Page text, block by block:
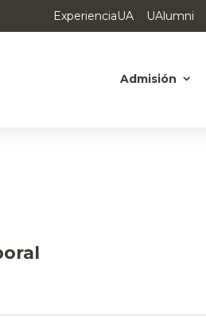
ExperienciaUA UAlumni
Admisión